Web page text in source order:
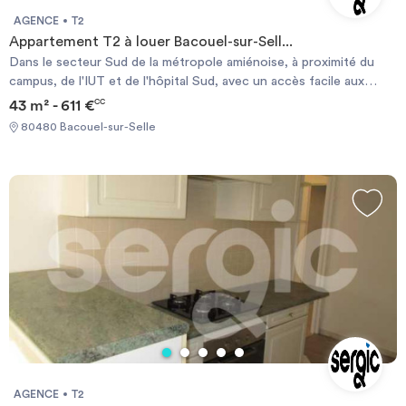
AGENCE T2
Appartement T2 à louer Bacouel-sur-Sell...
Dans le secteur Sud de la métropole amiénoise, à proximité du
campus, de l'IUT et de l'hôpital Sud, avec un accès facile aux
voies rapides, appartement situé dans une résidence calme
comprenant une entrée, un séjour avec un coin cuisine, une
chambre et une salle de bain.Le chauffage est individuel
« Candidater en ligne », nous contacter au 03.22.91.36.15 ou
passer nous voir en agence. Les informations sur les risques
auxquels ce bien est exposé sont disponibles sur le site
Géorisque : https://www.georisques.gouv.fr
43 m² - 611 €CC
80480 Bacouel-sur-Selle
AGENCE T2